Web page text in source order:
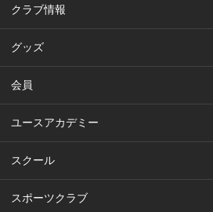
クラブ情報
グッズ
会員
ユースアカデミー
スクール
スポーツクラブ